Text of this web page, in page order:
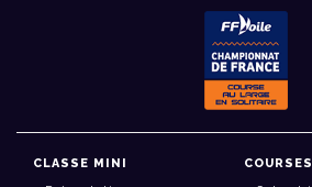
CLASSE MINI
COURSES